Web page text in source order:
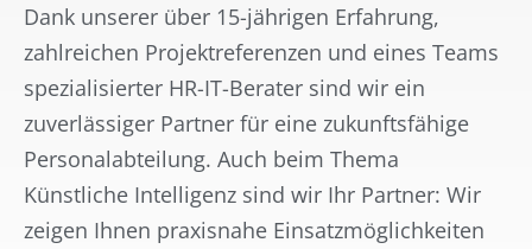
Dank unserer über 15-jährigen Erfahrung,
zahlreichen Projektreferenzen und eines Teams
spezialisierter HR-IT-Berater sind wir ein
zuverlässiger Partner für eine zukunftsfähige
Personalabteilung. Auch beim Thema
Künstliche Intelligenz sind wir Ihr Partner: Wir
zeigen Ihnen praxisnahe Einsatzmöglichkeiten